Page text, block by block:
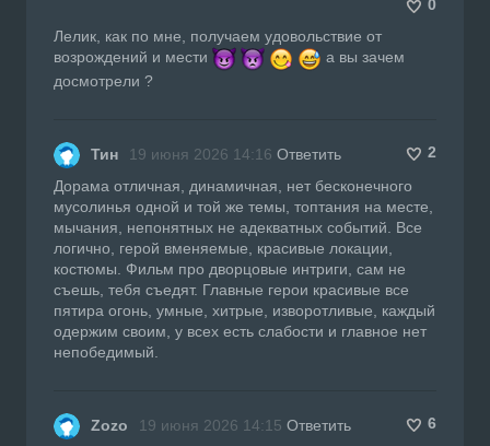
0
Лелик, как по мне, получаем удовольствие от
возрождений и мести
а вы зачем
досмотрели ?
Тин 19 июня 2026 14:16 Ответить
2
Дорама отличная, динамичная, нет бесконечного
мусолинья одной и той же темы, топтания на месте,
мычания, непонятных не адекватных событий. Все
логично, герой вменяемые, красивые локации,
костюмы. Фильм про дворцовые интриги, сам не
съешь, тебя съедят. Главные герои красивые все
пятира огонь, умные, хитрые, изворотливые, каждый
одержим своим, у всех есть слабости и главное нет
непобедимый.
Zozo 19 июня 2026 14:15 Ответить
6